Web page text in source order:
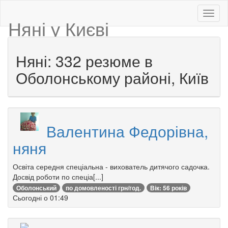
Няні у Києві
Няні: 332 резюме в
Оболонському районі, Київ
Валентина Федорівна,
няня
Освіта середня спеціальна - вихователь дитячого садочка.
Досвід роботи по спеціа[...]
Оболонський по домовленості грн/год. Вік: 56 років
Сьогодні о 01:49